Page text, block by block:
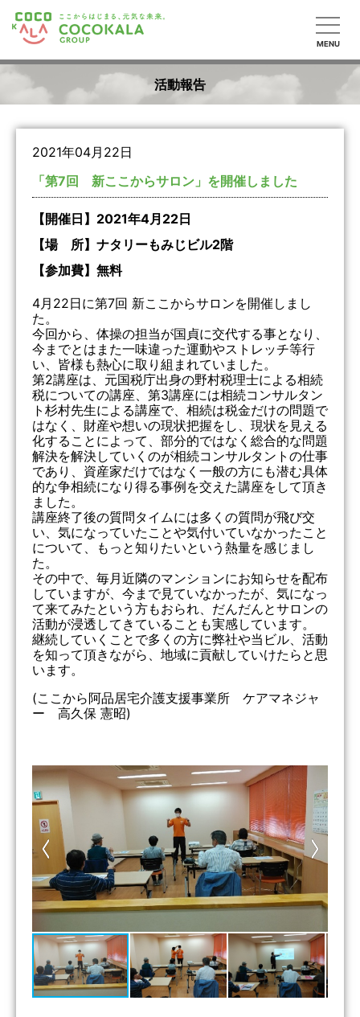
MENU
活動報告
2021年04月22日
「第7回 新ここからサロン」を開催しました
【開催日】2021年4月22日
【場 所】ナタリーもみじビル2階
【参加費】無料
4月22日に第7回 新ここからサロンを開催しまし
た。
今回から、体操の担当が国貞に交代する事となり、
今までとはまた一味違った運動やストレッチ等行
い、皆様も熱心に取り組まれていました。
第2講座は、元国税庁出身の野村税理士による相続
税についての講座、第3講座には相続コンサルタン
ト杉村先生による講座で、相続は税金だけの問題で
はなく、財産や想いの現状把握をし、現状を見える
化することによって、部分的ではなく総合的な問題
解決を解決していくのが相続コンサルタントの仕事
であり、資産家だけではなく一般の方にも潜む具体
的な争相続になり得る事例を交えた講座をして頂き
ました。
講座終了後の質問タイムには多くの質問が飛び交
い、気になっていたことや気付いていなかったこと
について、もっと知りたいという熱量を感じまし
た。
その中で、毎月近隣のマンションにお知らせを配布
していますが、今まで見ていなかったが、気になっ
て来てみたという方もおられ、だんだんとサロンの
活動が浸透してきていることも実感しています。
継続していくことで多くの方に弊社や当ビル、活動
を知って頂きながら、地域に貢献していけたらと思
います。
(ここから阿品居宅介護支援事業所 ケアマネジャ
ー 高久保 憲昭)